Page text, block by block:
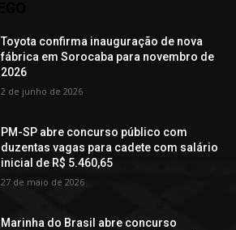
Toyota confirma inauguração de nova
fábrica em Sorocaba para novembro de
2026
2 de junho de 2026
PM-SP abre concurso público com
duzentas vagas para cadete com salário
inicial de R$ 5.460,65
27 de maio de 2026
Marinha do Brasil abre concurso